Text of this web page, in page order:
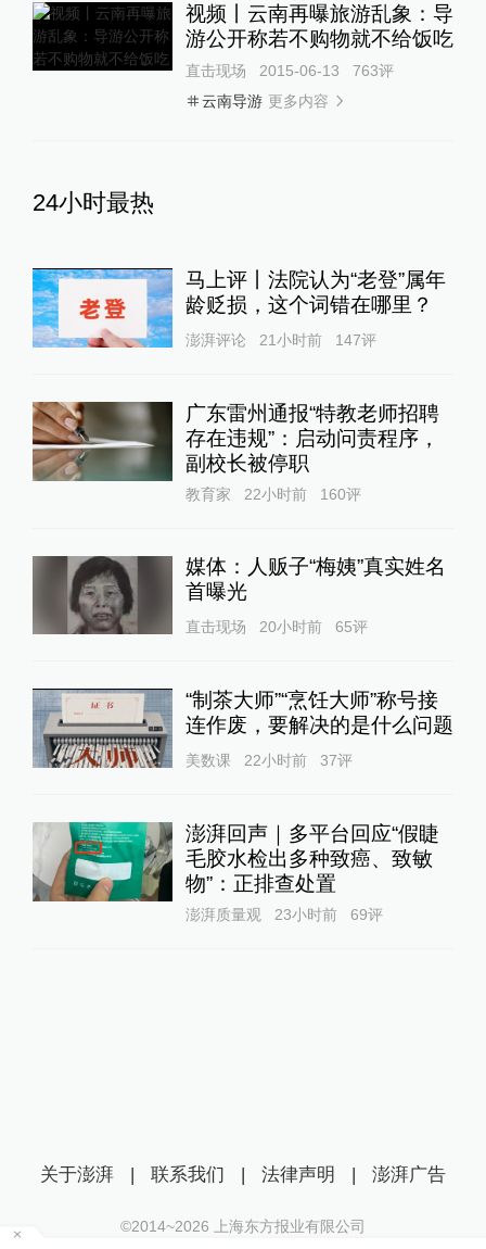
视频丨云南再曝旅游乱象：导
游公开称若不购物就不给饭吃
直击现场 2015-06-13 763评
云南导游 更多内容
24小时最热
马上评丨法院认为“老登”属年
龄贬损，这个词错在哪里？
澎湃评论 21小时前 147评
广东雷州通报“特教老师招聘
存在违规”：启动问责程序，
副校长被停职
教育家 22小时前 160评
媒体：人贩子“梅姨”真实姓名
首曝光
直击现场 20小时前 65评
“制茶大师”“烹饪大师”称号接
连作废，要解决的是什么问题
美数课 22小时前 37评
澎湃回声｜多平台回应“假睫
毛胶水检出多种致癌、致敏
物”：正排查处置
澎湃质量观 23小时前 69评
关于澎湃 | 联系我们 | 法律声明 | 澎湃广告
©2014~2026 上海东方报业有限公司